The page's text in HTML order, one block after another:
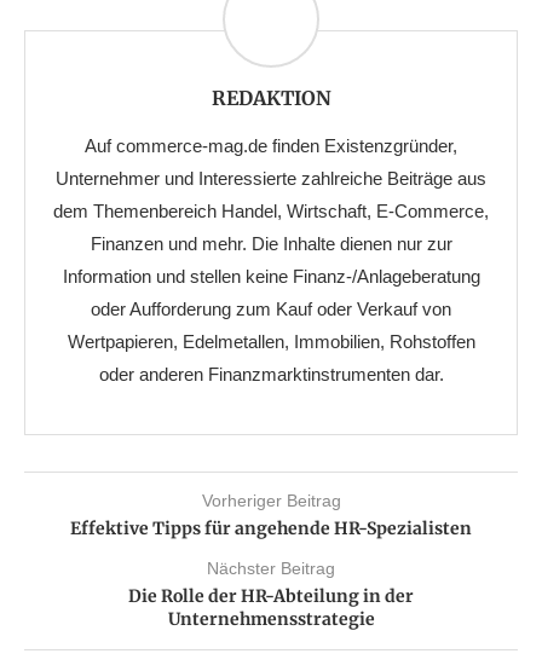
REDAKTION
Auf commerce-mag.de finden Existenzgründer,
Unternehmer und Interessierte zahlreiche Beiträge aus
dem Themenbereich Handel, Wirtschaft, E-Commerce,
Finanzen und mehr. Die Inhalte dienen nur zur
Information und stellen keine Finanz-/Anlageberatung
oder Aufforderung zum Kauf oder Verkauf von
Wertpapieren, Edelmetallen, Immobilien, Rohstoffen
oder anderen Finanzmarktinstrumenten dar.
Vorheriger Beitrag
Effektive Tipps für angehende HR-Spezialisten
Nächster Beitrag
Die Rolle der HR-Abteilung in der
Unternehmensstrategie